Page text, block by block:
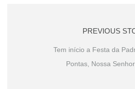
PREVIOUS
Tem início a Festa da
Pontas, Nossa